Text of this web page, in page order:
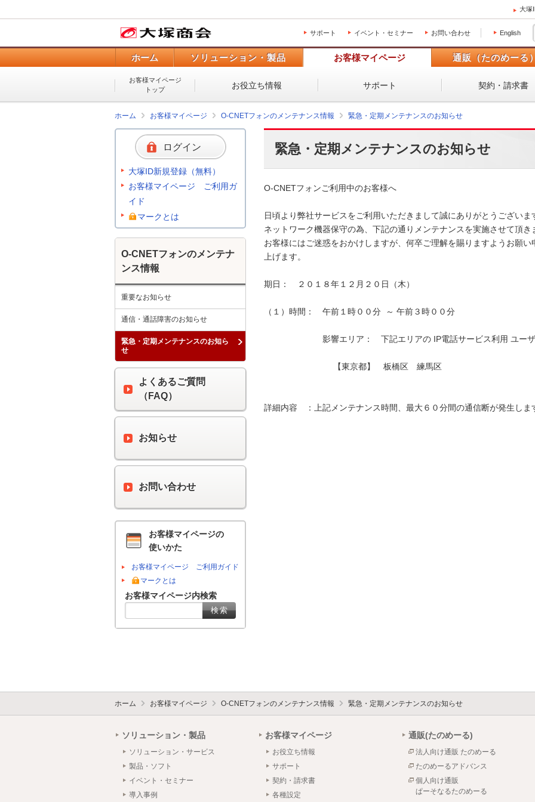
大塚
サポート イベント・セミナー お問い合わせ English
ホーム ソリューション・製品 お客様マイページ 通販（たのめーる）
お客様マイページ
トップ
お役立ち情報 サポート 契約・請求書
ホーム お客様マイページ O-CNETフォンのメンテナンス情報 緊急・定期メンテナンスのお知らせ
緊急・定期メンテナンスのお知らせ
O-CNETフォンご利用中のお客様へ
日頃より弊社サービスをご利用いただきまして誠にありがとうございま
ネットワーク機器保守の為、下記の通りメンテナンスを実施させて頂き
お客様にはご迷惑をおかけしますが、何卒ご理解を賜りますようお願い
上げます。
期日：　２０１８年１２月２０日（木）
（１）時間：　午前１時００分  ～ 午前３時００分
影響エリア：　下記エリアの IP電話サービス利用 ユー
【東京都】　板橋区　練馬区
詳細内容　：上記メンテナンス時間、最大６０分間の通信断が発生しま
ログイン
大塚ID新規登録（無料）
お客様マイページ ご利用ガ
イド
マークとは
O-CNETフォンのメンテナ
ンス情報
重要なお知らせ
通信・通話障害のお知らせ
緊急・定期メンテナンスのお知ら
せ
よくあるご質問
（FAQ）
お知らせ
お問い合わせ
お客様マイページの
使いかた
お客様マイページ ご利用ガイド
マークとは
お客様マイページ内検索
ホーム お客様マイページ O-CNETフォンのメンテナンス情報 緊急・定期メンテナンスのお知らせ
ソリューション・製品
ソリューション・サービス
製品・ソフト
イベント・セミナー
導入事例
お客様マイページ
お役立ち情報
サポート
契約・請求書
各種設定
通販(たのめーる)
法人向け通販 たのめーる
たのめーるアドバンス
個人向け通販
ぱーそなるたのめーる